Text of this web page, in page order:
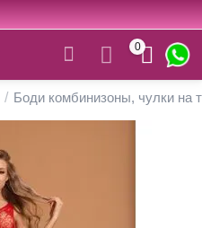
0
/ Боди комбинизоны, чулки на